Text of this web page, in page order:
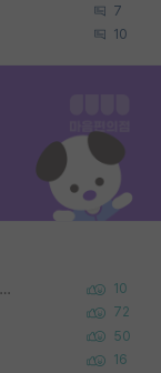
7
10
Korea University 수학, 컴퓨터과학 이학사, UC Berkeley 산업공학 대학원 공학박사가 되는 것은 쉽지 않겠죠? 10
72
50
16